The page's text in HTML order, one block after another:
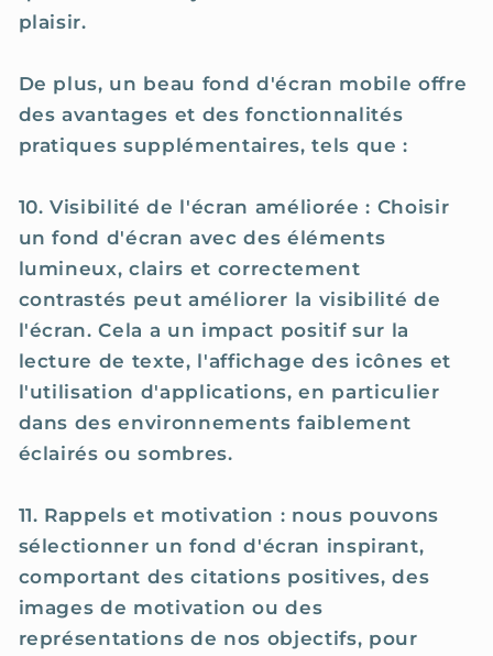
plaisir.
De plus, un beau fond d'écran mobile offre
des avantages et des fonctionnalités
pratiques supplémentaires, tels que :
10. Visibilité de l'écran améliorée : Choisir
un fond d'écran avec des éléments
lumineux, clairs et correctement
contrastés peut améliorer la visibilité de
l'écran. Cela a un impact positif sur la
lecture de texte, l'affichage des icônes et
l'utilisation d'applications, en particulier
dans des environnements faiblement
éclairés ou sombres.
11. Rappels et motivation : nous pouvons
sélectionner un fond d'écran inspirant,
comportant des citations positives, des
images de motivation ou des
représentations de nos objectifs, pour